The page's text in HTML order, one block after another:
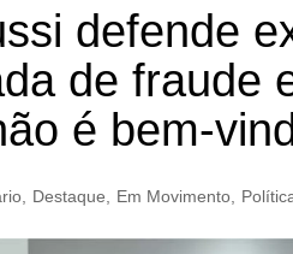
defende
de fraude
é bem-
Destaque Em Movimento